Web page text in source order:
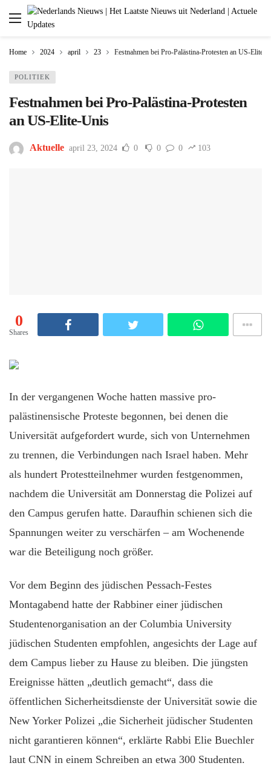
Home 2024 april 23 Festnahmen bei Pro-Palästina-Protesten an US-Elite-
POLITIEK
Festnahmen bei Pro-Palästina-Protesten
an US-Elite-Unis
Aktuelle april 23, 2024 0 0 0 103
0
Shares
In der vergangenen Woche hatten massive pro-
palästinensische Proteste begonnen, bei denen die
Universität aufgefordert wurde, sich von Unternehmen
zu trennen, die Verbindungen nach Israel haben. Mehr
als hundert Protestteilnehmer wurden festgenommen,
nachdem die Universität am Donnerstag die Polizei auf
den Campus gerufen hatte. Daraufhin schienen sich die
Spannungen weiter zu verschärfen – am Wochenende
war die Beteiligung noch größer.
Vor dem Beginn des jüdischen Pessach-Festes
Montagabend hatte der Rabbiner einer jüdischen
Studentenorganisation an der Columbia University
jüdischen Studenten empfohlen, angesichts der Lage auf
dem Campus lieber zu Hause zu bleiben. Die jüngsten
Ereignisse hätten „deutlich gemacht“, dass die
öffentlichen Sicherheitsdienste der Universität sowie die
New Yorker Polizei „die Sicherheit jüdischer Studenten
nicht garantieren können“, erklärte Rabbi Elie Buechler
laut CNN in einem Schreiben an etwa 300 Studenten.